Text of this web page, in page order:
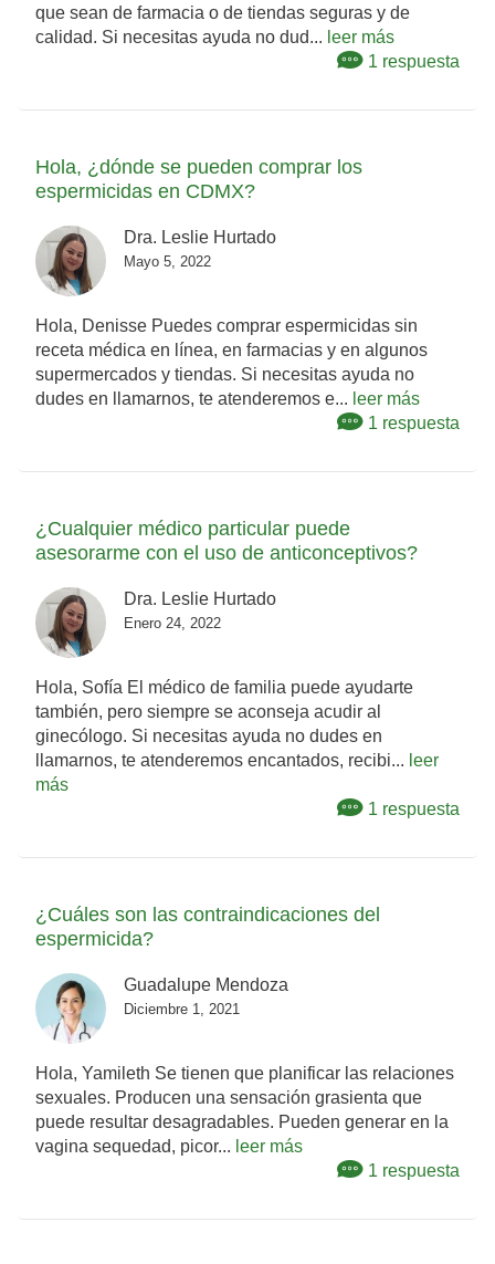
que sean de farmacia o de tiendas seguras y de
calidad. Si necesitas ayuda no dud... leer más
1 respuesta
Hola, ¿dónde se pueden comprar los
espermicidas en CDMX?
Dra. Leslie Hurtado
Mayo 5, 2022
Hola, Denisse Puedes comprar espermicidas sin
receta médica en línea, en farmacias y en algunos
supermercados y tiendas. Si necesitas ayuda no
dudes en llamarnos, te atenderemos e... leer más
1 respuesta
¿Cualquier médico particular puede
asesorarme con el uso de anticonceptivos?
Dra. Leslie Hurtado
Enero 24, 2022
Hola, Sofía El médico de familia puede ayudarte
también, pero siempre se aconseja acudir al
ginecólogo. Si necesitas ayuda no dudes en
llamarnos, te atenderemos encantados, recibi... leer
más
1 respuesta
¿Cuáles son las contraindicaciones del
espermicida?
Guadalupe Mendoza
Diciembre 1, 2021
Hola, Yamileth Se tienen que planificar las relaciones
sexuales. Producen una sensación grasienta que
puede resultar desagradables. Pueden generar en la
vagina sequedad, picor... leer más
1 respuesta